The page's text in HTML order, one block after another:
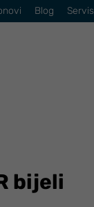
Blog Servis
bijeli